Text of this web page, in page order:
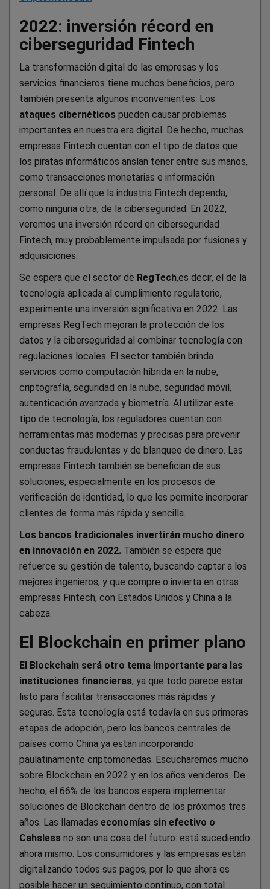
2022: inversión récord en
ciberseguridad Fintech
La transformación digital de las empresas y los
servicios financieros tiene muchos beneficios, pero
también presenta algunos inconvenientes. Los
ataques cibernéticos pueden causar problemas
importantes en nuestra era digital. De hecho, muchas
empresas Fintech cuentan con el tipo de datos que
los piratas informáticos ansían tener entre sus manos,
como transacciones monetarias e información
personal. De allí que la industria Fintech dependa,
como ninguna otra, de la ciberseguridad. En 2022,
veremos una inversión récord en ciberseguridad
Fintech, muy probablemente impulsada por fusiones y
adquisiciones.
Se espera que el sector de RegTech,es decir, el de la
tecnología aplicada al cumplimiento regulatorio,
experimente una inversión significativa en 2022. Las
empresas RegTech mejoran la protección de los
datos y la ciberseguridad al combinar tecnología con
regulaciones locales. El sector también brinda
servicios como computación híbrida en la nube,
criptografía, seguridad en la nube, seguridad móvil,
autenticación avanzada y biometría. Al utilizar este
tipo de tecnología, los reguladores cuentan con
herramientas más modernas y precisas para prevenir
conductas fraudulentas y de blanqueo de dinero. Las
empresas Fintech también se benefician de sus
soluciones, especialmente en los procesos de
verificación de identidad, lo que les permite incorporar
clientes de forma más rápida y sencilla.
Los bancos tradicionales invertirán mucho dinero
en innovación en 2022. También se espera que
refuerce su gestión de talento, buscando captar a los
mejores ingenieros, y que compre o invierta en otras
empresas Fintech, con Estados Unidos y China a la
cabeza.
El Blockchain en primer plano
El Blockchain será otro tema importante para las
instituciones financieras, ya que todo parece estar
listo para facilitar transacciones más rápidas y
seguras. Esta tecnología está todavía en sus primeras
etapas de adopción, pero los bancos centrales de
países como China ya están incorporando
paulatinamente criptomonedas. Escucharemos mucho
sobre Blockchain en 2022 y en los años venideros. De
hecho, el 66% de los bancos espera implementar
soluciones de Blockchain dentro de los próximos tres
años. Las llamadas economías sin efectivo o
Cahsless no son una cosa del futuro: está sucediendo
ahora mismo. Los consumidores y las empresas están
digitalizando todos sus pagos, por lo que ahora es
posible hacer un seguimiento continuo, con total